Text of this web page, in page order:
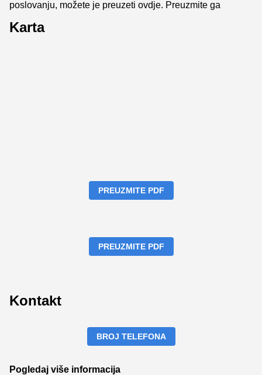
poslovanju, možete je preuzeti ovdje. Preuzmite ga
Karta
PREUZMITE PDF
PREUZMITE PDF
Kontakt
BROJ TELEFONA
Pogledaj više informacija